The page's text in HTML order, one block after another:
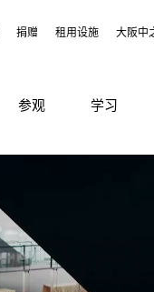
捐赠 租用设施 大阪中
参观 学习